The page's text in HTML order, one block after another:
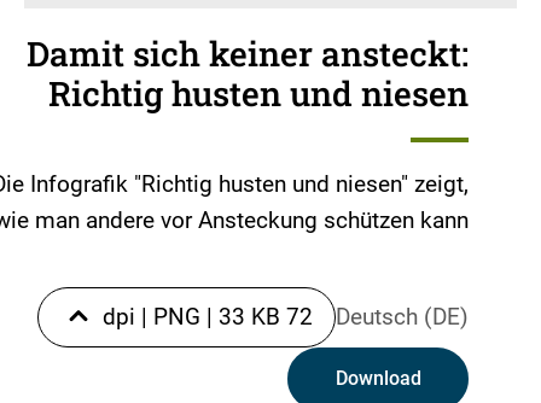
Damit sich keiner ansteckt:
Richtig husten und niesen
Infografik "Richtig husten und niesen" zeigt,
man andere vor Ansteckung schützen kann.
Deutsch (DE)
72 dpi
| PNG | 33 KB
Download